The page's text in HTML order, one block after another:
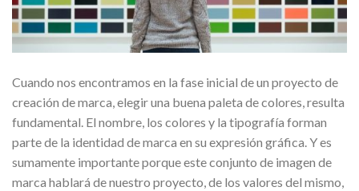
Cuando nos encontramos en la fase inicial de un proyecto de
creación de marca, elegir una buena paleta de colores, resulta
fundamental. El nombre, los colores y la tipografía forman
parte de la identidad de marca en su expresión gráfica. Y es
sumamente importante porque este conjunto de imagen de
marca hablará de nuestro proyecto, de los valores del mismo,